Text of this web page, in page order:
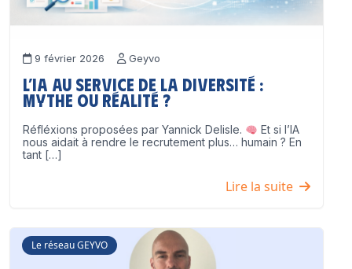
9 février 2026 Geyvo
L’IA au service de la diversité :
mythe ou réalité ?
Réfléxions proposées par Yannick Delisle.
Et si l’IA
nous aidait à rendre le recrutement plus… humain ? En
tant […]
Lire la suite
Le réseau GEYVO